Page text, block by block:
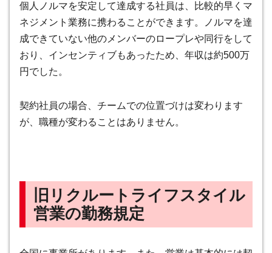
個人ノルマを安定して達成する社員は、比較的早くマ
ネジメント業務に携わることができます。ノルマを達
成できていない他のメンバーのロープレや同行をして
おり、インセンティブもあったため、 年収は約500万
円 でした。
契約社員の場合、チームでの位置づけは変わります
が、職種が変わることはありません。
旧リクルートライフスタイル
営業の勤務規定